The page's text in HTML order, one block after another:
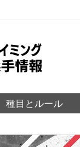
種目とルール